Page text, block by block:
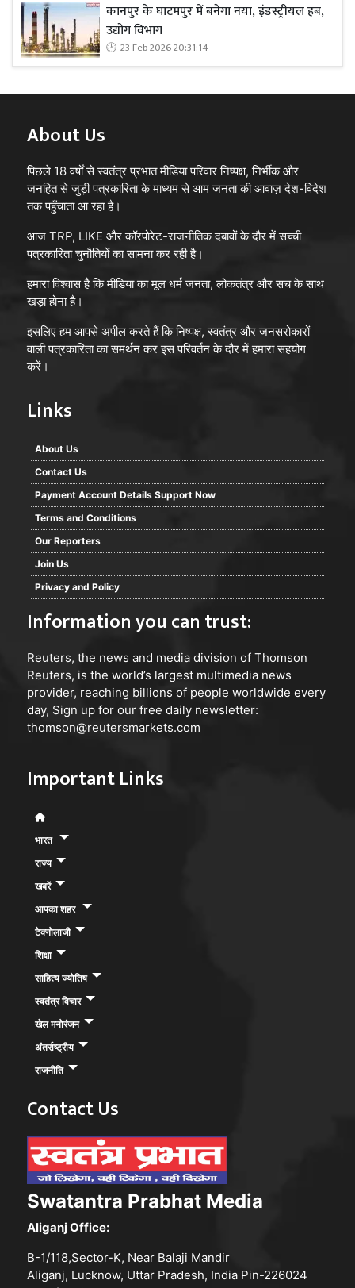
कानपुर के घाटमपुर में बनेगा नया, इंडस्ट्रीयल हब,
उद्योग विभाग
23 Feb 2026 20:31:14
About Us
पिछले 18 वर्षों से स्वतंत्र प्रभात मीडिया परिवार निष्पक्ष, निर्भीक और
जनहित से जुड़ी पत्रकारिता के माध्यम से आम जनता की आवाज़ देश-विदेश
तक पहुँचाता आ रहा है।
आज TRP, LIKE और कॉरपोरेट-राजनीतिक दबावों के दौर में सच्ची
पत्रकारिता चुनौतियों का सामना कर रही है।
हमारा विश्वास है कि मीडिया का मूल धर्म जनता, लोकतंत्र और सच के साथ
खड़ा होना है।
इसलिए हम आपसे अपील करते हैं कि निष्पक्ष, स्वतंत्र और जनसरोकारों
वाली पत्रकारिता का समर्थन कर इस परिवर्तन के दौर में हमारा सहयोग
करें।
Links
About Us
Contact Us
Payment Account Details Support Now
Terms and Conditions
Our Reporters
Join Us
Privacy and Policy
Information you can trust:
Reuters, the news and media division of Thomson
Reuters, is the world’s largest multimedia news
provider, reaching billions of people worldwide every
day, Sign up for our free daily newsletter:
thomson@reutersmarkets.com
Important Links
भारत
राज्य
खबरें
आपका शहर
टेक्नोलाजी
शिक्षा
साहित्य ज्योतिष
स्वतंत्र विचार
खेल मनोरंजन
अंतर्राष्ट्रीय
राजनीति
Contact Us
Swatantra Prabhat Media
Aliganj Office:
B-1/118,Sector-K, Near Balaji Mandir
Aliganj, Lucknow, Uttar Pradesh, India Pin-226024